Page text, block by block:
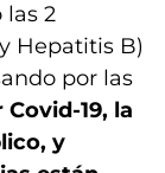
2
Hepatitis B)
por las
19, la
y